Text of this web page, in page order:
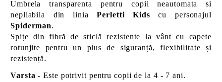
Umbrela transparenta pentru copii neautomata si
nepliabila din liniaPerletti Kids cu personajul
Spiderman.
Spițe din fibră de sticlă rezistente la vânt cu capete
rotunjite pentru un plus de siguranță, flexibilitate și
rezistență.
Varsta - Este potrivit pentru copii de la 4 - 7 ani.